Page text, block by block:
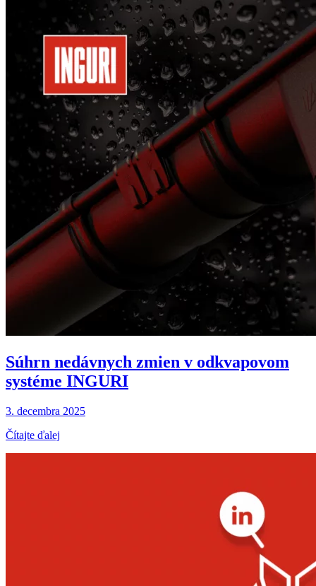
Súhrn nedávnych zmien v odkvapovom
systéme INGURI
3. decembra 2025
Čítajte ďalej